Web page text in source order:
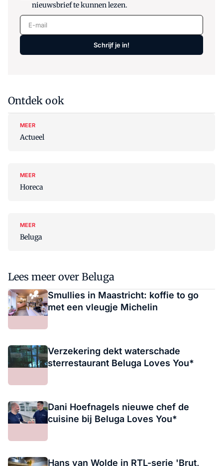
nieuwsbrief te kunnen lezen.
E-mail
Schrijf je in!
Ontdek ook
MEER
Actueel
MEER
Horeca
MEER
Beluga
Lees meer over Beluga
Smullies in Maastricht: koffie to go
met een vleugje Michelin
Verzekering dekt waterschade
sterrestaurant Beluga Loves You*
Dani Hoefnagels nieuwe chef de
cuisine bij Beluga Loves You*
Hans van Wolde in RTL-serie 'Brut,